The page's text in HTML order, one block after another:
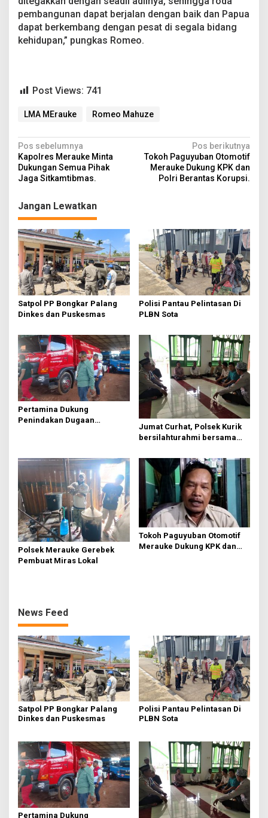
pembangunan dapat berjalan dengan baik dan Papua
dapat berkembang dengan pesat di segala bidang
kehidupan,” pungkas Romeo.
Post Views: 741
LMA MErauke Romeo Mahuze
N
a
v
i
g
a
s
i
p
o
s
Pos sebelumnya
Kapolres Merauke Minta
Dukungan Semua Pihak
Jaga Sitkamtibmas.
Pos berikutnya
Tokoh Paguyuban Otomotif
Merauke Dukung KPK dan
Polri Berantas Korupsi.
Jangan Lewatkan
Satpol PP Bongkar Palang
Dinkes dan Puskesmas
Polisi Pantau Pelintasan Di
PLBN Sota
Pertamina Dukung
Penindakan Dugaan
Jumat Curhat, Polsek Kurik
bersilahturahmi bersama
Huda.
Polsek Merauke Gerebek
Pembuat Miras Lokal
Tokoh Paguyuban Otomotif
Merauke Dukung KPK dan
News Feed
Satpol PP Bongkar Palang
Dinkes dan Puskesmas
Polisi Pantau Pelintasan Di
PLBN Sota
Pertamina Dukung